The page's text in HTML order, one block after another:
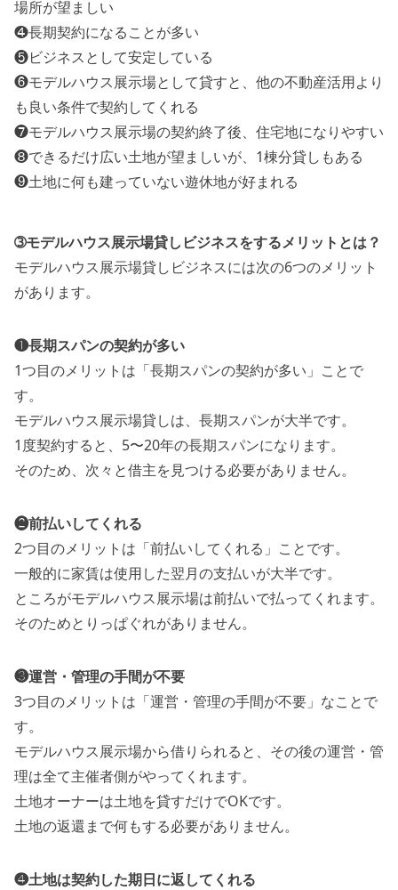
場所が望ましい
❹長期契約になることが多い
❺ビジネスとして安定している
❻モデルハウス展示場として貸すと、他の不動産活用より
も良い条件で契約してくれる
❼モデルハウス展示場の契約終了後、住宅地になりやすい
❽できるだけ広い土地が望ましいが、1棟分貸しもある
❾土地に何も建っていない遊休地が好まれる
➂モデルハウス展示場貸しビジネスをするメリットとは？
モデルハウス展示場貸しビジネスには次の6つのメリット
があります。
❶長期スパンの契約が多い
1つ目のメリットは「長期スパンの契約が多い」ことで
す。
モデルハウス展示場貸しは、長期スパンが大半です。
1度契約すると、5〜20年の長期スパンになります。
そのため、次々と借主を見つける必要がありません。
❷前払いしてくれる
2つ目のメリットは「前払いしてくれる」ことです。
一般的に家賃は使用した翌月の支払いが大半です。
ところがモデルハウス展示場は前払いで払ってくれます。
そのためとりっぱぐれがありません。
❸運営・管理の手間が不要
3つ目のメリットは「運営・管理の手間が不要」なことで
す。
モデルハウス展示場から借りられると、その後の運営・管
理は全て主催者側がやってくれます。
土地オーナーは土地を貸すだけでOKです。
土地の返還まで何もする必要がありません。
❹土地は契約した期日に返してくれる